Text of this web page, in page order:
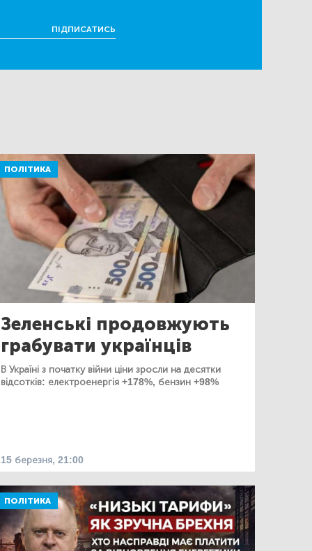
ПІДПИСАТИСЬ
ПОЛІТИКА
Зеленські продовжують
грабувати українців
В Україні з початку війни ціни зросли на десятки
відсотків: електроенергія +178%, бензин +98%
15 березня, 21:00
ПОЛІТИКА